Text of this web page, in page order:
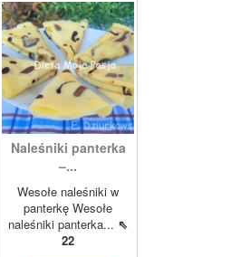
Naleśniki panterka
–...
Wesołe naleśniki w
panterkę Wesołe
naleśniki panterka... ⇖
22